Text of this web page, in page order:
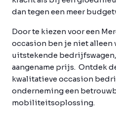
dan tegen een meer
Door te kiezen voor een
occasion ben je niet alleen
uitstekende bedrijfswagen,
aangename prijs. Ontdek
kwalitatieve occasion
onderneming een
mobiliteitsoplossing.